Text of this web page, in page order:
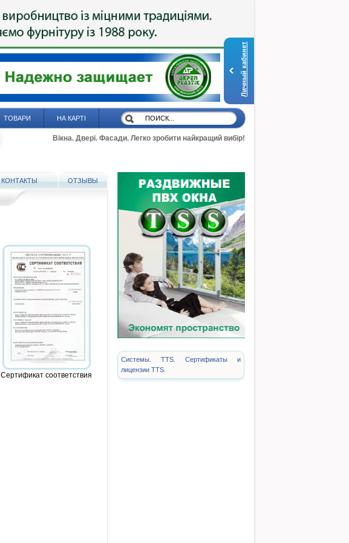
Личный кабинет
ТОВАРИ НА КАРТІ
Вікна. Двері. Фасади. Легко зробити найкращий вибір!
КОНТАКТЫ ОТЗЫВЫ
Сертификат соответствия
Системы. TTS. Сертификаты и
лицензии TTS.